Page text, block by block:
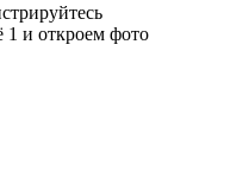
1 и откроем фото